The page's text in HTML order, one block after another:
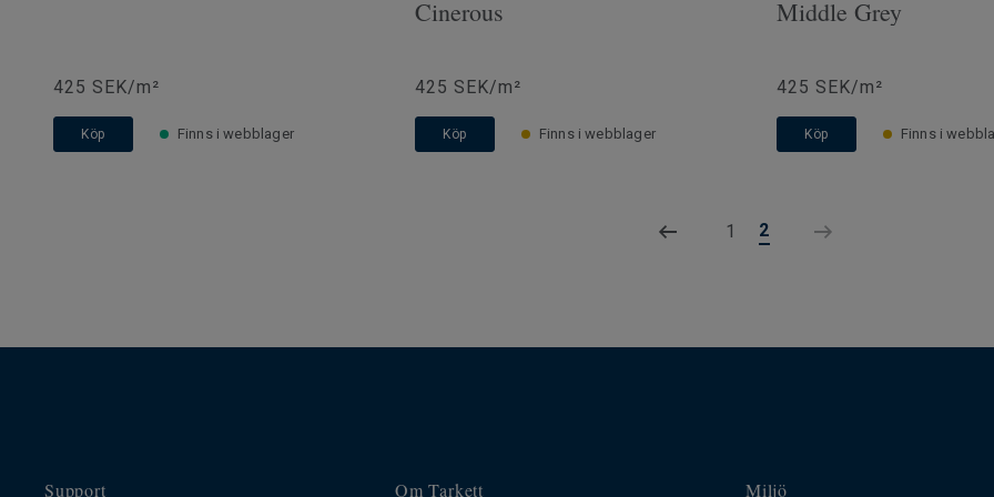
425 SEK/m²
Köp Finns i webblager
Cinerous
425 SEK/m²
Köp Finns i webblager
Middle Grey
425 SEK/m²
Köp Finns i
1 2
Support Om Tarkett Miljö